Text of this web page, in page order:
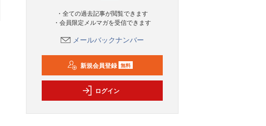
・全ての過去記事が閲覧できます
・会員限定メルマガを受信できます
メールバックナンバー
新規会員登録 無料
ログイン